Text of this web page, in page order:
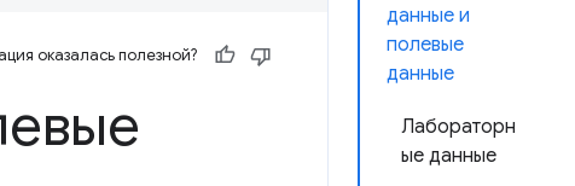
данные и
полевые
данные
Лабораторн
ые данные
оказалась полезной?